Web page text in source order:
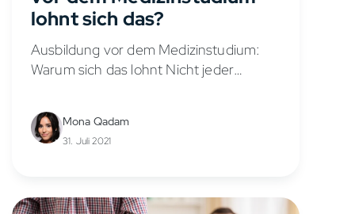
lohnt sich das?
Ausbildung vor dem Medizinstudium:
Warum sich das lohnt Nicht jeder
Platz im Medizinstudium. Vielleicht hat
der Numerus Clausus (NC) nicht
gereicht, vielleicht möchtest du...
Mona Qadam
31. Juli 2021